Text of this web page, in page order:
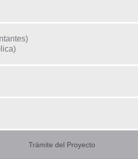
Trámite del Proyecto